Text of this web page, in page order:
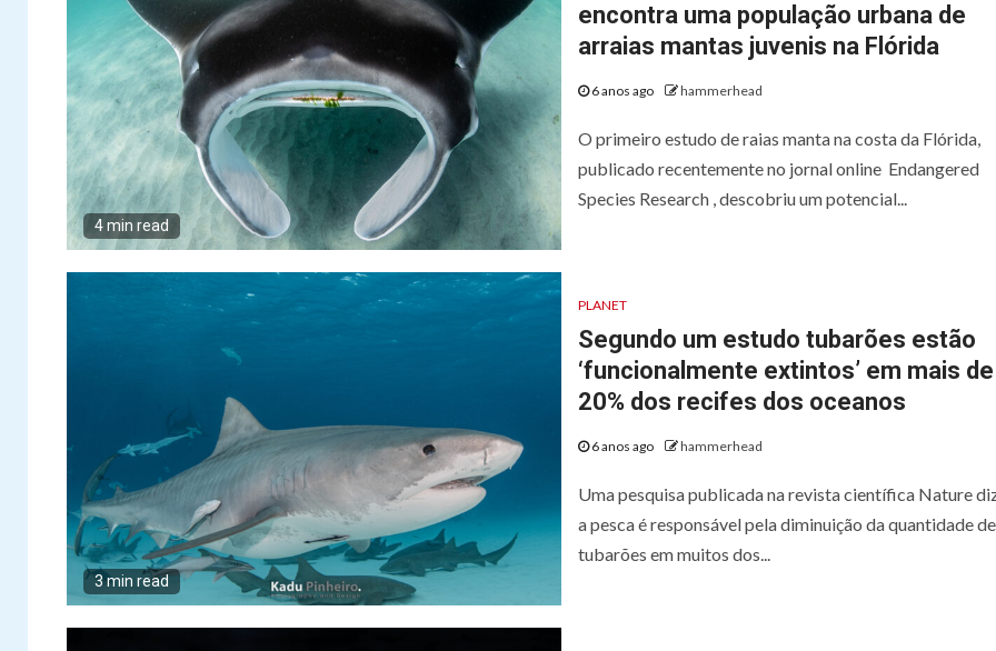
4 min read
encontra uma população urbana de
arraias mantas juvenis na Flórida
6 anos ago hammerhead
O primeiro estudo de raias manta na costa da Flórida,
publicado recentemente no jornal online Endangered
Species Research , descobriu um potencial...
3 min read
PLANET
Segundo um estudo tubarões estão
‘funcionalmente extintos’ em mais de
20% dos recifes dos oceanos
6 anos ago hammerhead
Uma pesquisa publicada na revista científica Nature
a pesca é responsável pela diminuição da quantidade de
tubarões em muitos dos...